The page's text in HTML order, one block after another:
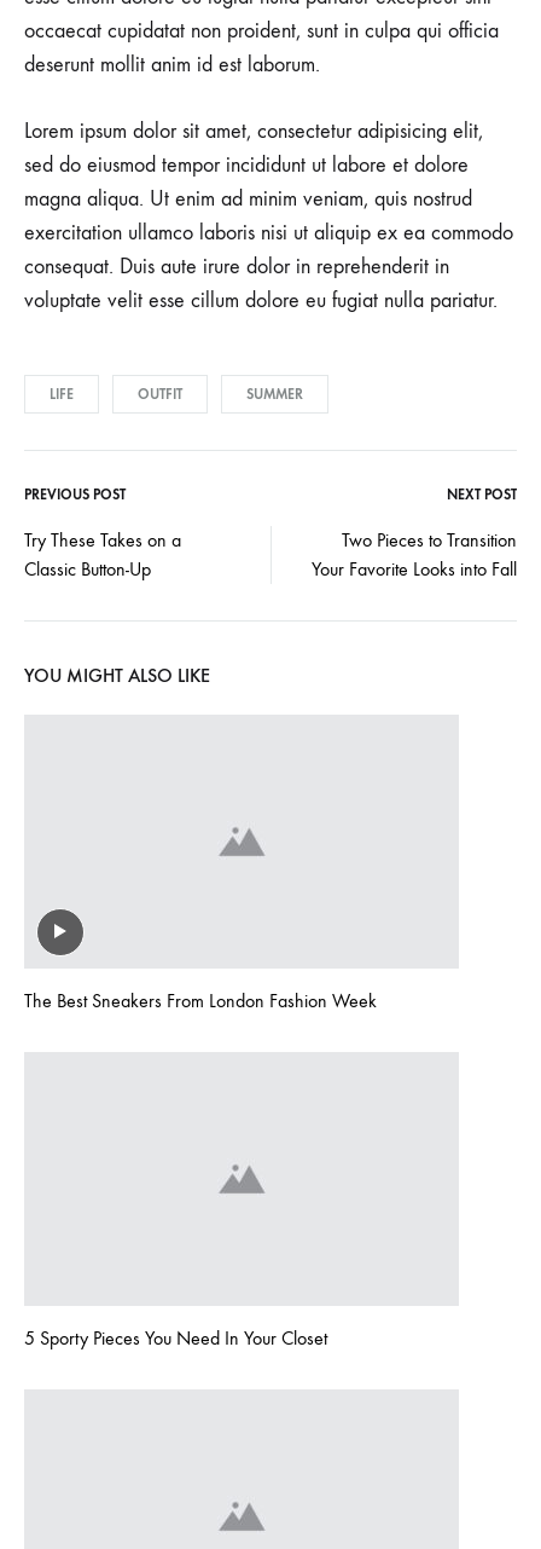
occaecat cupidatat non proident, sunt in culpa qui officia
deserunt mollit anim id est laborum.
Lorem ipsum dolor sit amet, consectetur adipisicing elit,
sed do eiusmod tempor incididunt ut labore et dolore
magna aliqua. Ut enim ad minim veniam, quis nostrud
exercitation ullamco laboris nisi ut aliquip ex ea commodo
consequat. Duis aute irure dolor in reprehenderit in
voluptate velit esse cillum dolore eu fugiat nulla pariatur.
LIFE OUTFIT SUMMER
Post
navigation
PREVIOUS POST NEXT POST
Try These Takes on a
Classic Button-Up
Two Pieces to Transition
Your Favorite Looks into Fall
YOU MIGHT ALSO LIKE
The Best Sneakers From London Fashion Week
5 Sporty Pieces You Need In Your Closet